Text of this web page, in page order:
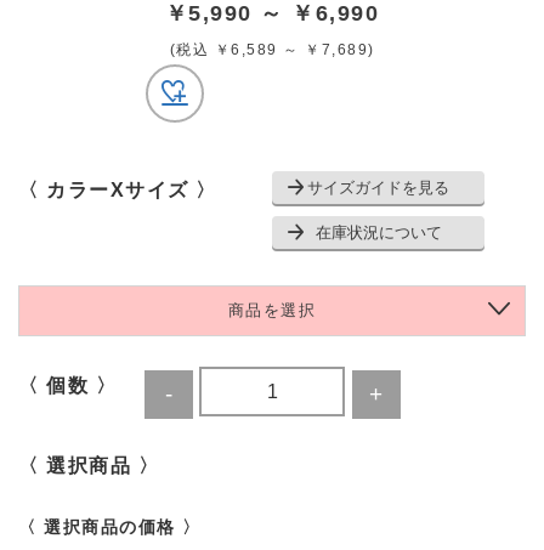
￥5,990 ～ ￥6,990
(税込 ￥6,589 ～ ￥7,689)
〈 カラーXサイズ 〉 サイズガイドを見る
在庫状況について
商品を選択
〈 個数 〉
〈 選択商品 〉
〈 選択商品の価格 〉